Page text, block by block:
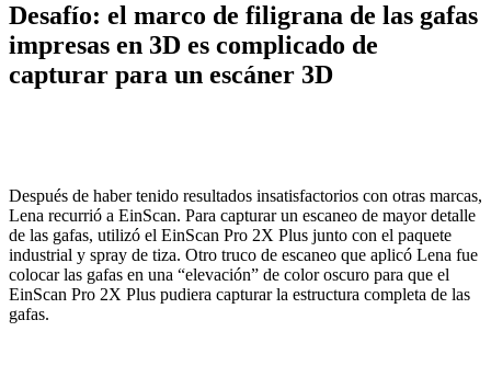
Desafío: el marco de filigrana de las gafas
impresas en 3D es complicado de
capturar para un escáner 3D
Después de haber tenido resultados insatisfactorios con otras marcas,
Lena recurrió a EinScan. Para capturar un escaneo de mayor detalle
de las gafas, utilizó el EinScan Pro 2X Plus junto con el paquete
industrial y spray de tiza. Otro truco de escaneo que aplicó Lena fue
colocar las gafas en una “elevación” de color oscuro para que el
EinScan Pro 2X Plus pudiera capturar la estructura completa de las
gafas.